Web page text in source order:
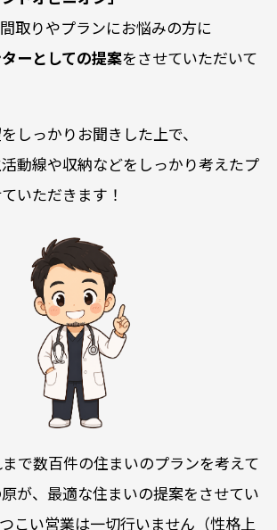
取りやプランにお悩みの方に
ーとしての提案をさせていただいて
しっかりお聞きした上で、
動線や収納などをしっかり考えたプ
いただきます！
で数百件の住まいのプランを考えて
が、最適な住まいの提案をさせてい
こい営業は一切行いません（性格上